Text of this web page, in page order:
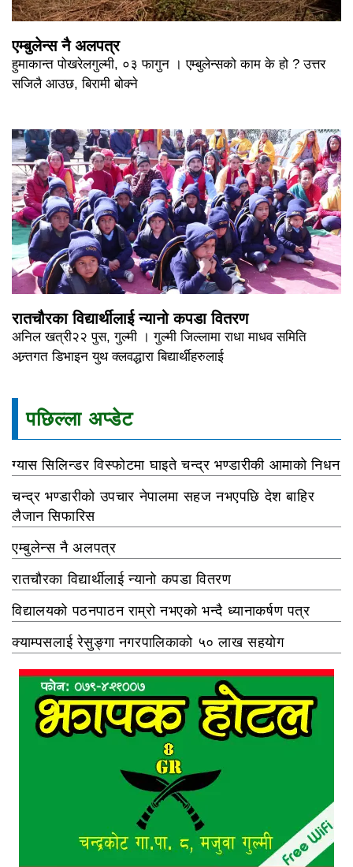
एम्बुलेन्स नै अलपत्र
हुमाकान्त पोखरेलगुल्मी, ०३ फागुन । एम्बुलेन्सको काम के हो ? उत्तर
सजिलै आउछ, बिरामी बोक्ने
रातचौरका विद्यार्थीलाई न्यानो कपडा वितरण
अनिल खत्री२२ पुस, गुल्मी । गुल्मी जिल्लामा राधा माधव समिति
अन्र्तगत डिभाइन युथ क्लवद्धारा बिद्यार्थीहरुलाई
पछिल्ला अप्डेट
ग्यास सिलिन्डर विस्फोटमा घाइते चन्द्र भण्डारीकी आमाको निधन
चन्द्र भण्डारीको उपचार नेपालमा सहज नभएपछि देश बाहिर
लैजान सिफारिस
एम्बुलेन्स नै अलपत्र
रातचौरका विद्यार्थीलाई न्यानो कपडा वितरण
विद्यालयको पठनपाठन राम्रो नभएको भन्दै ध्यानाकर्षण पत्र
क्याम्पसलाई रेसुङ्गा नगरपालिकाको ५० लाख सहयोग